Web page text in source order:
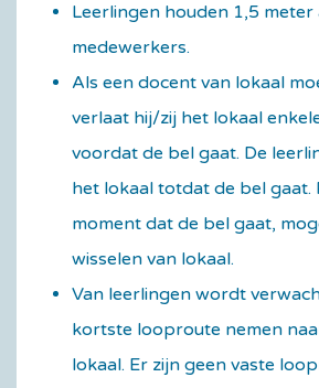
Leerlingen houden 1,5
medewerkers.
Als een docent van lokaal
verlaat hij/zij het lokaal
voordat de bel gaat. De
het lokaal totdat de bel gaat.
moment dat de bel gaat,
wisselen van lokaal.
Van leerlingen wordt
kortste looproute nemen
lokaal. Er zijn geen vaste